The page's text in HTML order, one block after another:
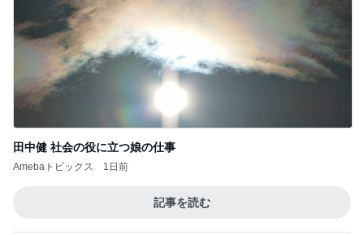
田中健 社会の役に立つ娘の仕事
Amebaトピックス 1日前
記事を読む